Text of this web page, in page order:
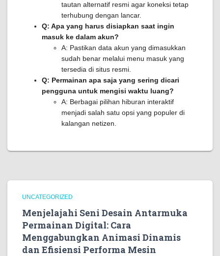
tautan alternatif resmi agar koneksi tetap
terhubung dengan lancar.
Q: Apa yang harus disiapkan saat ingin
masuk ke dalam akun?
A: Pastikan data akun yang dimasukkan
sudah benar melalui menu masuk yang
tersedia di situs resmi.
Q: Permainan apa saja yang sering dicari
pengguna untuk mengisi waktu luang?
A: Berbagai pilihan hiburan interaktif
menjadi salah satu opsi yang populer di
kalangan netizen.
UNCATEGORIZED
Menjelajahi Seni Desain Antarmuka
Permainan Digital: Cara
Menggabungkan Animasi Dinamis
dan Efisiensi Performa Mesin